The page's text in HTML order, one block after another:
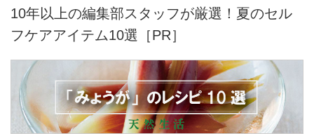
10年以上の編集部スタッフが厳選！夏のセル
フケアアイテム10選［PR］